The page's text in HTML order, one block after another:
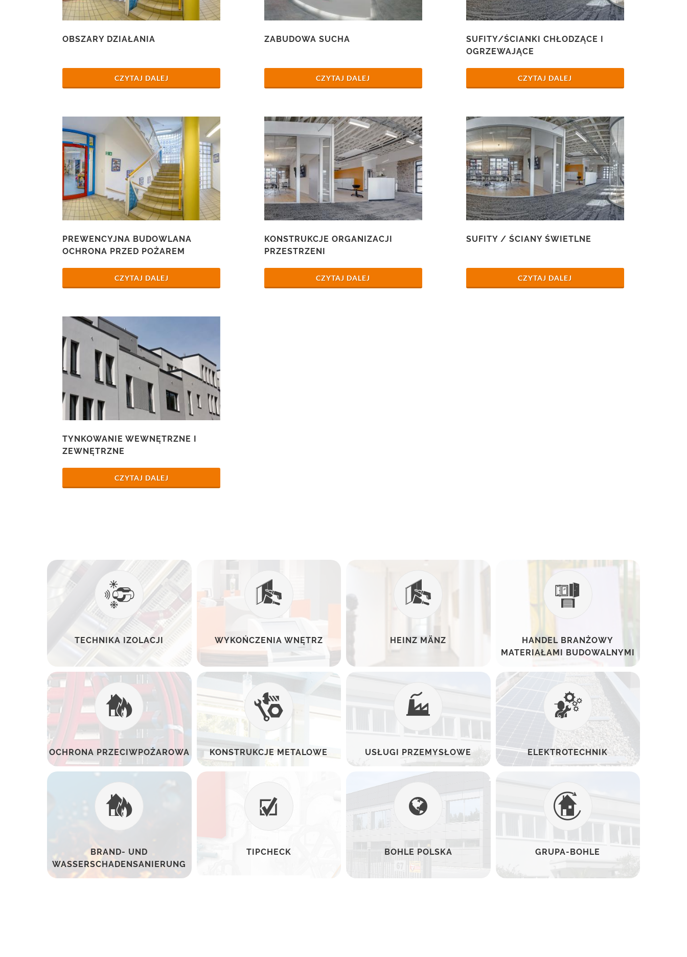
OBSZARY DZIAŁANIA
CZYTAJ DALEJ
ZABUDOWA SUCHA
CZYTAJ DALEJ
SUFITY/ŚCIANKI CHŁODZĄCE I
OGRZEWAJĄCE
CZYTAJ DALEJ
PREWENCYJNA BUDOWLANA
OCHRONA PRZED POŻAREM
CZYTAJ DALEJ
KONSTRUKCJE ORGANIZACJI
PRZESTRZENI
CZYTAJ DALEJ
SUFITY / ŚCIANY ŚWIETLNE
CZYTAJ DALEJ
TYNKOWANIE WEWNĘTRZNE I
ZEWNĘTRZNE
CZYTAJ DALEJ
TECHNIKA IZOLACJI WYKOŃCZENIA WNĘTRZ HEINZ MÄNZ
HANDEL BRANŻOWY
MATERIAŁAMI BUDOWALNYMI
OCHRONA PRZECIWPOŻAROWA KONSTRUKCJE METALOWE USŁUGI PRZEMYSŁOWE ELEKTROTECHNIK
BRAND- UND
WASSERSCHADENSANIERUNG
TIPCHECK BOHLE POLSKA GRUPA-BOHLE